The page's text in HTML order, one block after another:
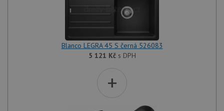
Blanco LEGRA 45 S černá 526083
5 121 Kčs DPH
+